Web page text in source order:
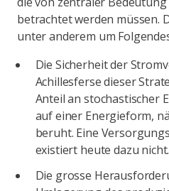
betrachtet werden müssen.
unter anderem um
Die Sicherheit der
Achillesferse dieser
Anteil an stochastischer
auf einer Energieform,
beruht. Eine
existiert heute dazu nicht.
Die grosse